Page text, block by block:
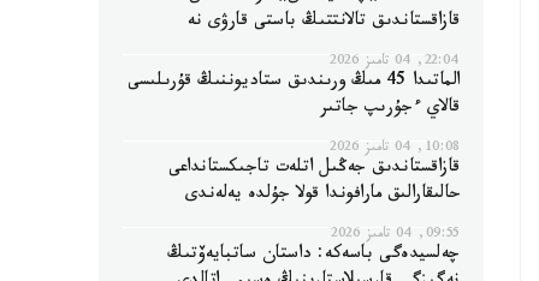
قازاقستاندىق تالانتتىڭ باستى قارۋى نە
22:04, 04 تامىز 2026
الماتىدا 45 مىڭ ورىندىق ستاديوننىڭ قۇرىلىسى
قالاي ءجۇرىپ جاتىر
10:08, 04 تامىز 2026
قازاقستاندىق جەڭىل اتلەت تاجىكستانداعى
حالىقارالىق مارافوندا قولا جۇلدە يەلەندى
09:55, 04 تامىز 2026
چەلسيدەگى باسەكە: داستان ساتبايەۆتىڭ